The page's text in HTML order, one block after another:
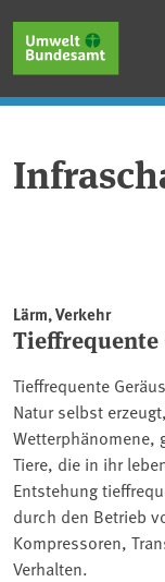
Lärm, Verkehr
Tieffrequente
Tieffrequente
Natur selbst
Wetterphänomene,
Tiere, die in ihr
Entstehung
durch den Betrieb
Kompressoren,
Verhalten.